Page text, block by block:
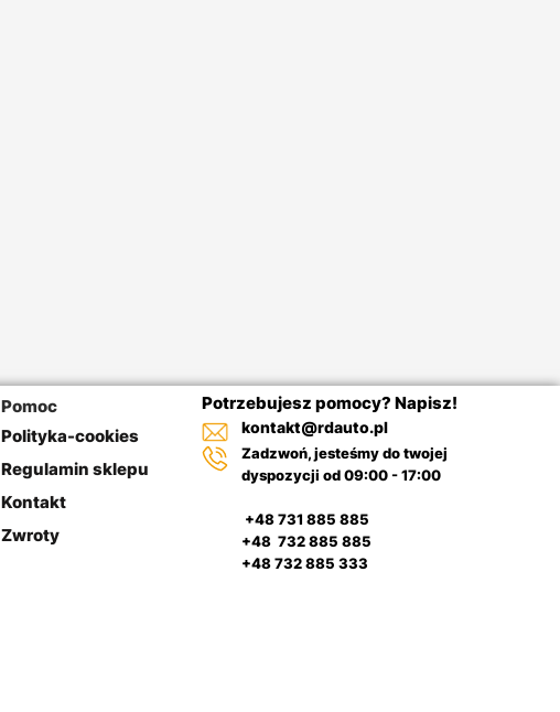
Pomoc
Polityka-cookies
Regulamin sklepu
Kontakt
Zwroty
Potrzebujesz pomocy? Napisz!
kontakt@rdauto.pl
Zadzwoń, jesteśmy do twojej
dyspozycji od 09:00 - 17:00
+48 731 885 885
+48 732 885 885
+48 732 885 333